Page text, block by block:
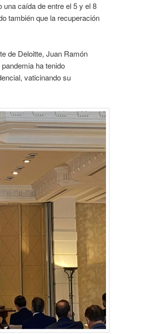
caída de entre el 5 y el 8
también que la recuperación
de Deloitte, Juan Ramón
ha tenido
vaticinando su